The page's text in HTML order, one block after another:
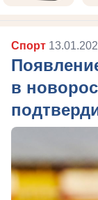
Спорт
в